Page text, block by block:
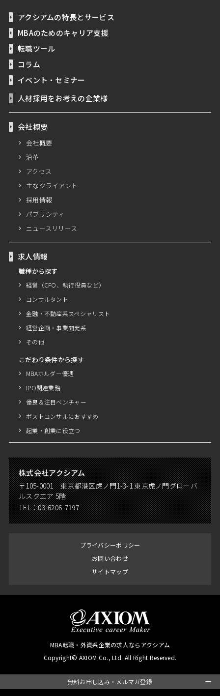
無料お申し込み・メルマガ登録
アクシアムの特長とサービス
MBAのためのキャリア支援
転職ツール
コラム
イベント・セミナー
人材採用をお考えの企業様
会社概要
会社概要
沿革
アクセス
主なクライアント
採用情報
パブリシティ
ニュースリリース
求人情報
職種から探す
経営（CFO、執行役員など）
コンサルタント
金融・不動産系スペシャリスト
経営企画・事業開発系
その他
こだわり条件から探す
MBAホルダー優遇
IPO関連業務
優良＆注目ベンチャー
ポストコンサルにおすすめ
起業・創業に役立つ
株式会社アクシアム
〒105-0001 東京都港区虎ノ門1-3-1 東京虎ノ門グローバ
ルスクエア 5階
TEL：03-6206-7197
プライバシーポリシー
お問い合わせ
サイトマップ
MBA転職・外資系企業の求人ならアクシアム
Copyright© AXIOM Co., Ltd. All Right Reserved.